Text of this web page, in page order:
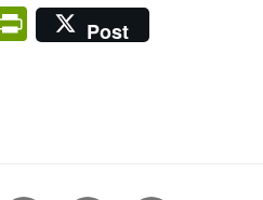
P
Post